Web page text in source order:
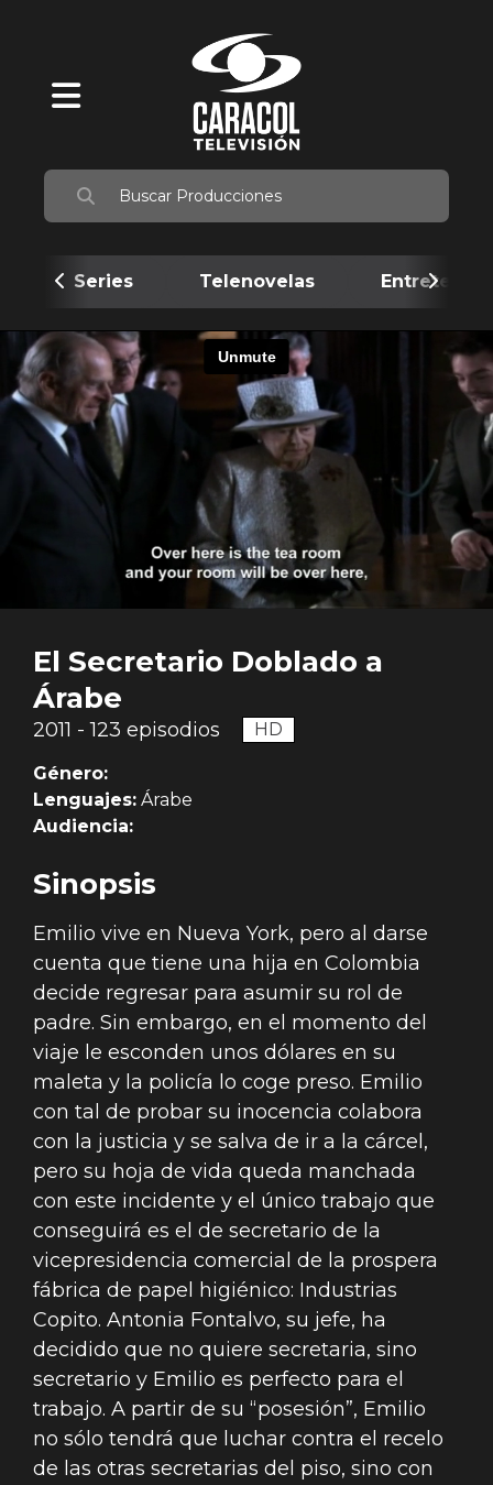
Series Telenovelas
El Secretario Doblado a
Árabe
2011 - 123 episodios HD
Género:
Lenguajes: Árabe
Audiencia:
Sinopsis
Emilio vive en Nueva York, pero al darse
cuenta que tiene una hija en Colombia
decide regresar para asumir su rol de
padre. Sin embargo, en el momento del
viaje le esconden unos dólares en su
maleta y la policía lo coge preso. Emilio
con tal de probar su inocencia colabora
con la justicia y se salva de ir a la cárcel,
pero su hoja de vida queda manchada
con este incidente y el único trabajo que
conseguirá es el de secretario de la
vicepresidencia comercial de la prospera
fábrica de papel higiénico: Industrias
Copito. Antonia Fontalvo, su jefe, ha
decidido que no quiere secretaria, sino
secretario y Emilio es perfecto para el
trabajo. A partir de su “posesión”, Emilio
no sólo tendrá que luchar contra el recelo
de las otras secretarias del piso, sino con